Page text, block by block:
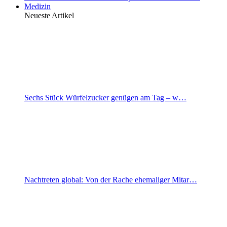
Medizin
Neueste Artikel
Sechs Stück Würfelzucker genügen am Tag – w…
Nachtreten global: Von der Rache ehemaliger Mitar…